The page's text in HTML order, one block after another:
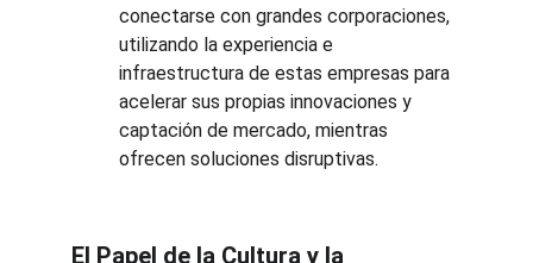
conectarse con grandes corporaciones,
utilizando la experiencia e
infraestructura de estas empresas para
acelerar sus propias innovaciones y
captación de mercado, mientras
ofrecen soluciones disruptivas.
El Papel de la Cultura y la